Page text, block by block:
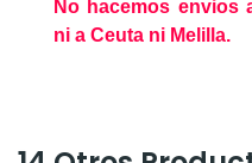
No hacemos envios
ni a Ceuta ni Melilla.